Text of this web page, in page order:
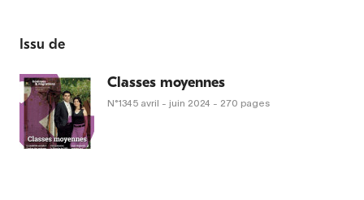
Issu de
Classes moyennes
N°1345 avril - juin 2024 - 270 pages